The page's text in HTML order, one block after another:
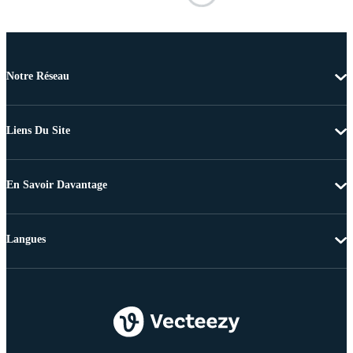
Notre Réseau
Liens Du Site
En Savoir Davantage
Langues